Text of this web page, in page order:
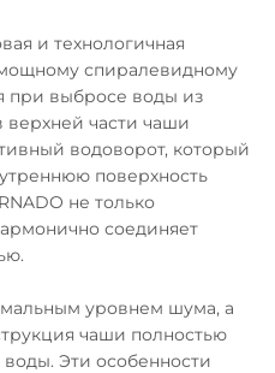
и технологичная
спиралевидному
при выбросе воды из
верхней части чаши
водоворот, который
поверхность
не только
соединяет
уровнем шума, а
чаши полностью
Эти особенности